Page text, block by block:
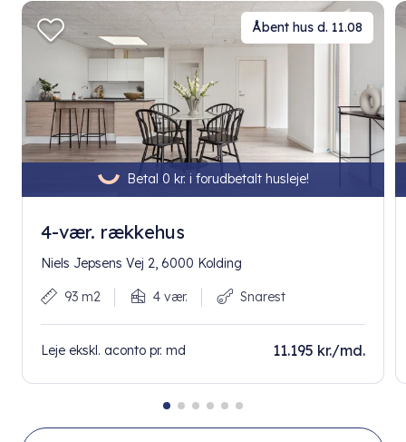
Betal 0 kr. i forudbetalt husleje!
Åbent hus d. 11.08
4-vær. rækkehus
Niels Jepsens Vej 2, 6000 Kolding
93 m2 4 vær. Snarest
Leje ekskl. aconto pr. md 11.195 kr./md.